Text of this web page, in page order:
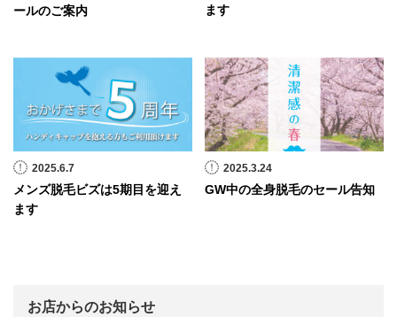
ールのご案内
ます
2025.6.7
メンズ脱毛ビズは5期目を迎え
ます
2025.3.24
GW中の全身脱毛のセール告知
お店からのお知らせ